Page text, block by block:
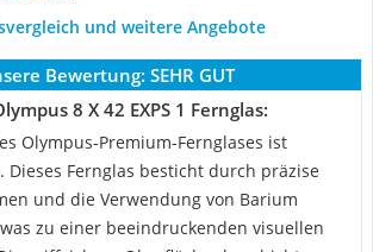
und weitere Angebote
Bewertung: SEHR GUT
8 X 42 EXPS 1 Fernglas:
Olympus-Premium-Fernglases ist
Dieses Fernglas besticht durch präzise
und die Verwendung von Barium
was zu einer beeindruckenden visuellen